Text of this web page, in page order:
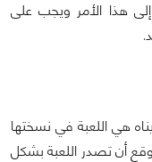
هذا الأمر ويجب على
وما رأيناه هي اللعبة في نسختها
أن تصدر اللعبة بشكل